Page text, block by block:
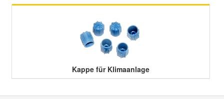
Kappe für Klimaanlage
Skoda Ersatzteile
Smart Ersatzteile